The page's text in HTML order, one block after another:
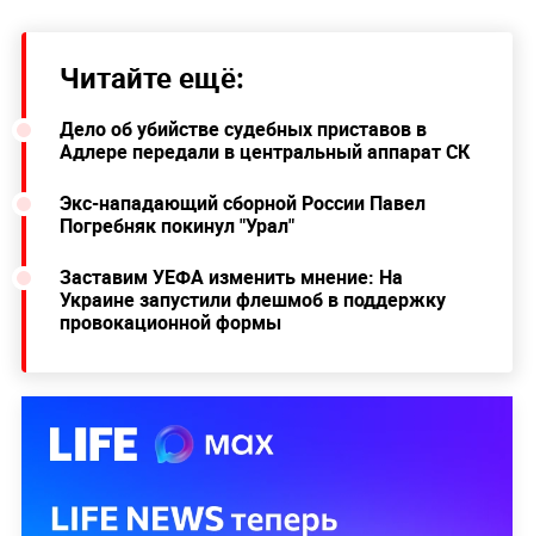
Читайте ещё:
Дело об убийстве судебных приставов в
Адлере передали в центральный аппарат СК
Экс-нападающий сборной России Павел
Погребняк покинул "Урал"
Заставим УЕФА изменить мнение: На
Украине запустили флешмоб в поддержку
провокационной формы